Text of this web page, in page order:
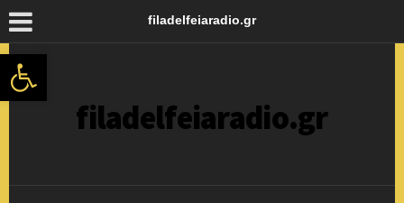
Ανοίξτε τη γραμμή εργαλείων
filadelfeiaradio.gr
filadelfeiaradio.gr